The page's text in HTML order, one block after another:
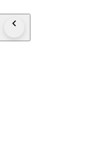
madera. Documentación